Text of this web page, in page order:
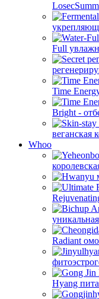
Full
Time
Bright -
веганская
Whoo
уникальная
Radiant
Hyang